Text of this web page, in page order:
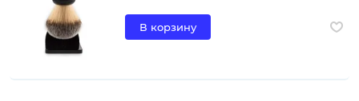
В корзину